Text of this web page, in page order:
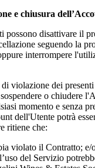
e chiusura
possono disattivare il
seguendo la
interrompere
violazione dei
o chiudere
momento e senza
dell'Utente potrà
ritiene che:
violato il Contratto; e/
del Servizio